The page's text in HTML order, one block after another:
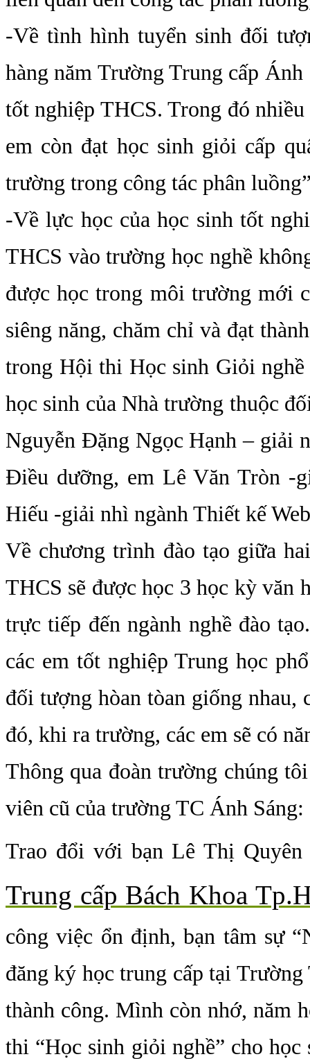
-Về tình hình tuyển sinh đối
hàng năm Trường Trung cấp
tốt nghiệp THCS. Trong đó
em còn đạt học sinh giỏi cấp
trường trong công tác phân
-Về lực học của học sinh tốt
THCS vào trường học nghề
được học trong môi trường mới
siêng năng, chăm chỉ và đạt
trong Hội thi Học sinh Giỏi
học sinh của Nhà trường thuộc
Nguyễn Đặng Ngọc Hạnh – giải
Điều dưỡng, em Lê Văn Tròn -
Hiếu -giải nhì ngành Thiết kế
Về chương trình đào tạo giữa
THCS sẽ được học 3 học kỳ văn
trực tiếp đến ngành nghề đào
các em tốt nghiệp Trung học
đối tượng hòan tòan giống nhau,
đó, khi ra trường, các em sẽ có
Thông qua đoàn trường chúng
viên cũ của trường TC Ánh Sáng:
Trao đổi với bạn Lê Thị
Trung cấp Bách Khoa
công việc ổn định, bạn tâm sự
đăng ký học trung cấp tại
thành công. Mình còn nhớ, năm
thi “Học sinh giỏi nghề” cho